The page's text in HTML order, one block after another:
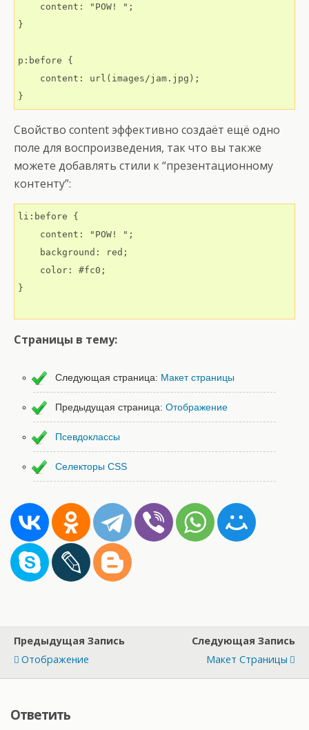
    content: "POW! ";
}
p:before {
    content: url(images/jam.jpg);
}
Свойство content эффективно создаёт ещё одно
поле для воспроизведения, так что вы также
можете добавлять стили к “презентационному
контенту”:
li:before {
    content: "POW! ";
    background: red;
    color: #fc0;
}
Страницы в тему:
Следующая страница: Макет страницы
Предыдущая страница:Отображение
Псевдоклассы
Селекторы CSS
Предыдущая Запись
Отображение
Следующая Запись
Макет Страницы
Ответить